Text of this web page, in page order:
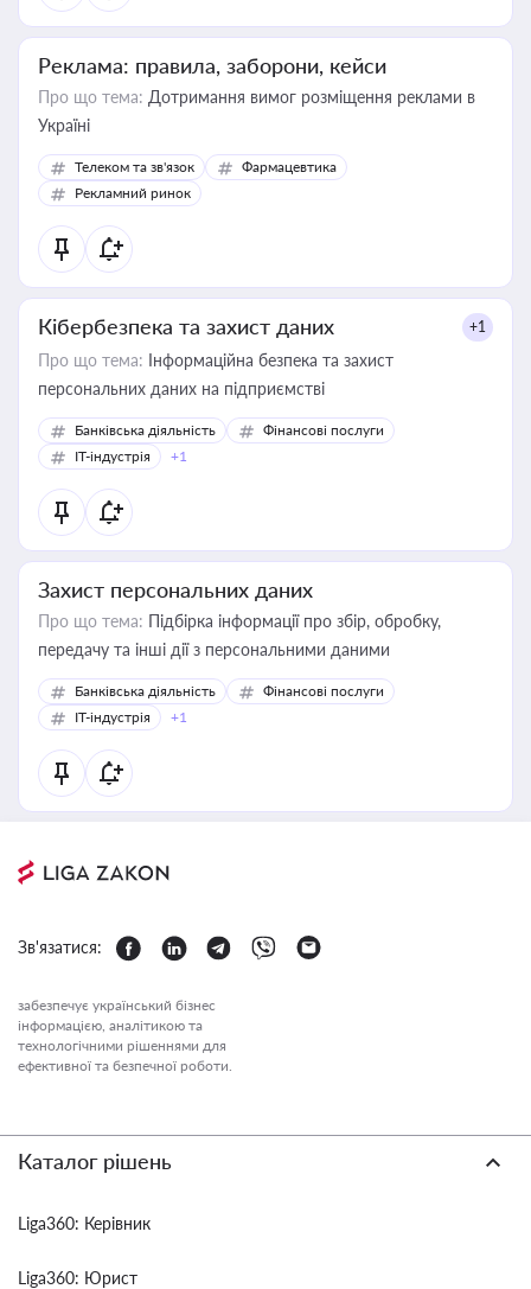
Реклама: правила, заборони, кейси
Про що тема: Дотримання вимог розміщення реклами в
Україні
Телеком та зв'язок
Фармацевтика
Рекламний ринок
Кібербезпека та захист даних +1
Про що тема: Інформаційна безпека та захист
персональних даних на підприємстві
Банківська діяльність
Фінансові послуги
IT-індустрія
+1
Захист персональних даних
Про що тема: Підбірка інформації про збір, обробку,
передачу та інші дії з персональними даними
Банківська діяльність
Фінансові послуги
IT-індустрія
+1
Зв'язатися:
забезпечує український бізнес
інформацією, аналітикою та
технологічними рішеннями для
ефективної та безпечної роботи.
Каталог рішень
Liga360: Керівник
Liga360: Юрист